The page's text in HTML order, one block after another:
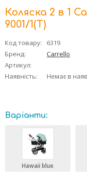
Коляска 2 в 1
9001/1(T)
Код товару:
6319
Бренд:
Carrello
Артикул:
Наявність:
Немає в
Варіанти:
Hawaii blue